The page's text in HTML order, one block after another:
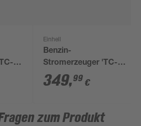
W
Einhell
Benzin-
Stromerzeuger 'TC-
PG 35/E5'
349,99 €
zum Produkt